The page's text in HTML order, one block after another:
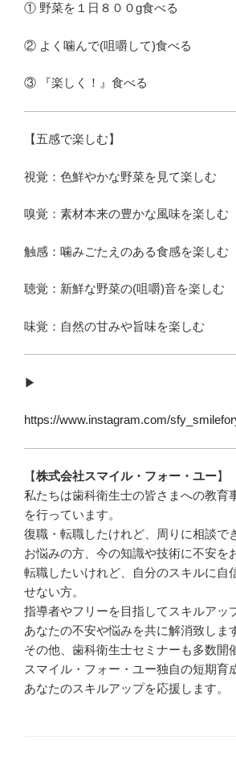
① 野菜を１日８００g食べる
② よく噛んで(咀嚼して)食べる
③ 『楽しく！』食べる
【五感で楽しむ】
視覚：色鮮やかな野菜を見て楽しむ
嗅覚：素材本来の豊かな風味を楽しむ
触感：噛みごたえのある食感を楽しむ
聴覚：新鮮な野菜の(咀嚼)音を楽しむ
味覚：自然の甘みや旨味を楽しむ
▶︎
https://www.instagram.com/
【株式会社スマイル・フォー・ユー】
私たちは歯科衛生士の皆さまへの教育
を行っています。
復職・転職したけれど、周りに相談で
お悩みの方、今の知識や技術に不安を
転職したいけれど、自分のスキルに自
せない方。
指導者やフリーを目指してスキルアッ
あなたの不安や悩みを共に解消致しま
その他、歯科衛生士セミナーも多数開
スマイル・フォー・ユー独自の短期育
あなたのスキルアップを応援します。